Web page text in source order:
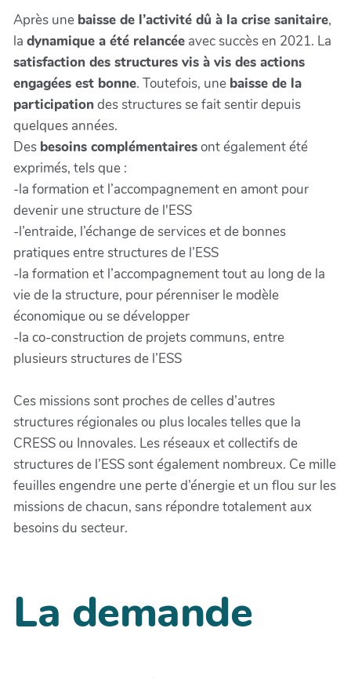
Après une baisse de l’activité dû à la crise sanitaire,
la dynamique a été relancée avec succès en 2021. La
satisfaction des structures vis à vis des actions
engagées est bonne. Toutefois, une baisse de la
participationdes structures se fait sentir depuis
quelques années.
Des besoins complémentairesont également été
exprimés, tels que :
-la formation et l’accompagnement en amont pour
devenir une structure de l'ESS
-l’entraide, l’échange de services et de bonnes
pratiques entre structures de l’ESS
-la formation et l’accompagnement tout au long de la
vie de la structure, pour pérenniser le modèle
économique ou se développer
-la co-construction de projets communs, entre
plusieurs structures de l’ESS
Ces missions sont proches de celles d’autres
structures régionales ou plus locales telles que la
CRESS ou Innovales. Les réseaux et collectifs de
structures de l’ESS sont également nombreux. Ce mille
feuilles engendre une perte d’énergie et un flou sur les
missions de chacun, sans répondre totalement aux
besoins du secteur.
La demande